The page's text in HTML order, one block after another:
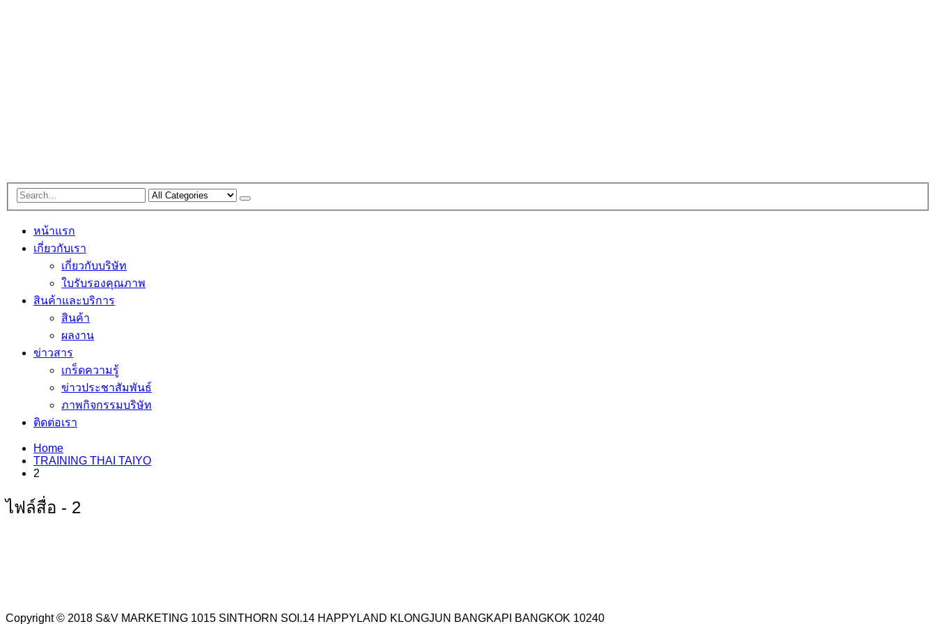
หน้าแรก
เกี่ยวกับเรา
เกี่ยวกับบริษัท
ใบรับรองคุณภาพ
สินค้าและบริการ
สินค้า
ผลงาน
ข่าวสาร
เกร็ดความรู้
ข่าวประชาสัมพันธ์
ภาพกิจกรรมบริษัท
ติดต่อเรา
Home
TRAINING THAI TAIYO
2
ไฟล์สื่อ - 2
Copyright © 2018 S&V MARKETING 1015 SINTHORN SOI.14 HAPPYLAND KLONGJUN BANGKAPI BANGKOK 10240